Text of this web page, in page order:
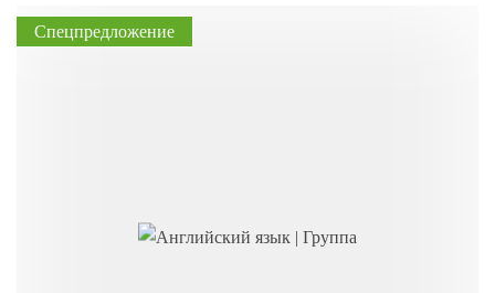
Спецпредложение